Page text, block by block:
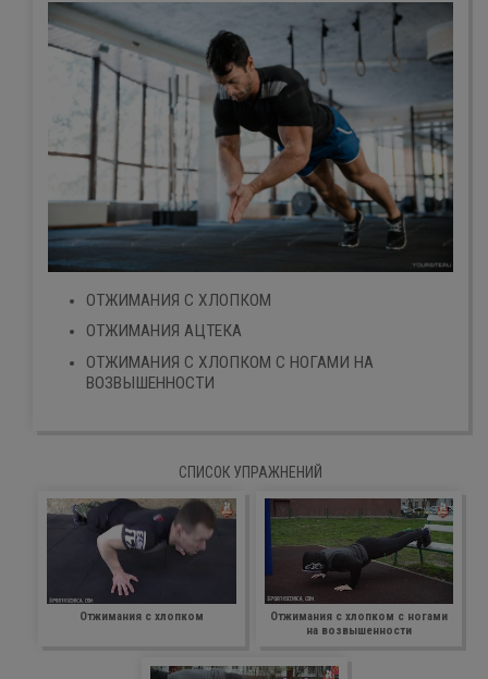
ОТЖИМАНИЯ С ХЛОПКОМ
ОТЖИМАНИЯ АЦТЕКА
ОТЖИМАНИЯ С ХЛОПКОМ С НОГАМИ НА
ВОЗВЫШЕННОСТИ
СПИСОК УПРАЖНЕНИЙ
Отжимания с хлопком
Отжимания с хлопком с ногами
на возвышенности